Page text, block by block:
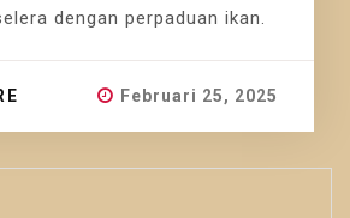
dengan perpaduan ikan.
Februari 25, 2025